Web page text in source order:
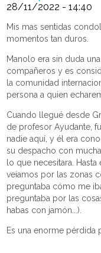
28/11/2022 - 14:40
Mis mas sentidas
momentos tan duros.
Manolo era sin duda
compañeros y es
la comunidad
persona a quien
Cuando llegué desde
de profesor Ayudante,
nadie aquí, y él era
su despacho con
lo que necesitara.
veíamos por las zonas
preguntaba cómo me
preguntaba por las
habas con jamón...).
Es una enorme pérdida